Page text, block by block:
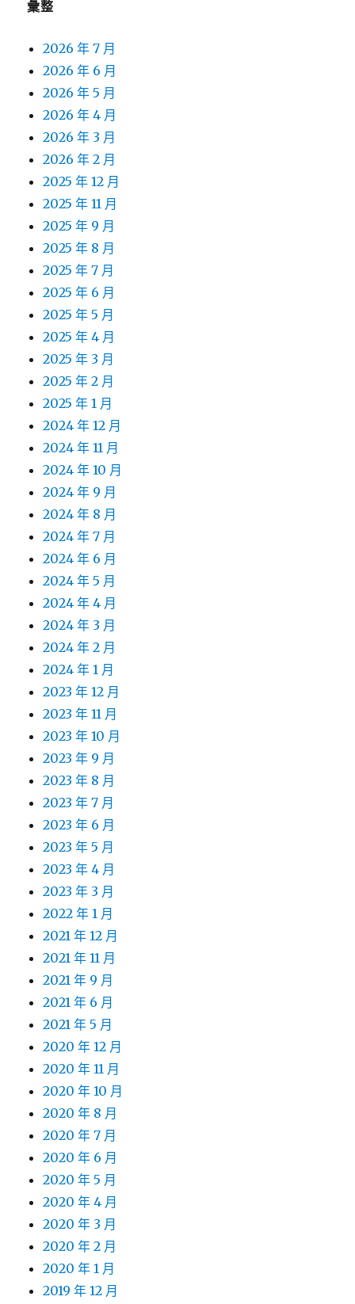
彙整
2026 年 7 月
2026 年 6 月
2026 年 5 月
2026 年 4 月
2026 年 3 月
2026 年 2 月
2025 年 12 月
2025 年 11 月
2025 年 9 月
2025 年 8 月
2025 年 7 月
2025 年 6 月
2025 年 5 月
2025 年 4 月
2025 年 3 月
2025 年 2 月
2025 年 1 月
2024 年 12 月
2024 年 11 月
2024 年 10 月
2024 年 9 月
2024 年 8 月
2024 年 7 月
2024 年 6 月
2024 年 5 月
2024 年 4 月
2024 年 3 月
2024 年 2 月
2024 年 1 月
2023 年 12 月
2023 年 11 月
2023 年 10 月
2023 年 9 月
2023 年 8 月
2023 年 7 月
2023 年 6 月
2023 年 5 月
2023 年 4 月
2023 年 3 月
2022 年 1 月
2021 年 12 月
2021 年 11 月
2021 年 9 月
2021 年 6 月
2021 年 5 月
2020 年 12 月
2020 年 11 月
2020 年 10 月
2020 年 8 月
2020 年 7 月
2020 年 6 月
2020 年 5 月
2020 年 4 月
2020 年 3 月
2020 年 2 月
2020 年 1 月
2019 年 12 月